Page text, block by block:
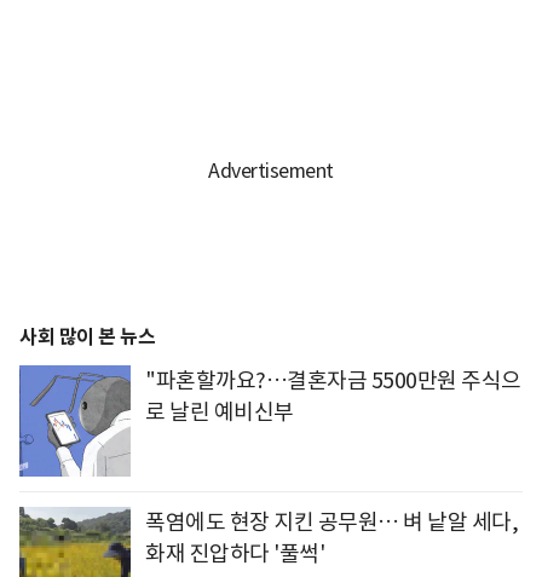
사회 많이 본 뉴스
"파혼할까요?…결혼자금 5500만원 주식으
로 날린 예비신부
폭염에도 현장 지킨 공무원… 벼 낱알 세다,
화재 진압하다 '풀썩'